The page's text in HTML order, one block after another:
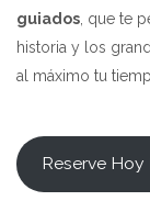
guiados , que te
historia y los
al máximo tu
Reserve Hoy